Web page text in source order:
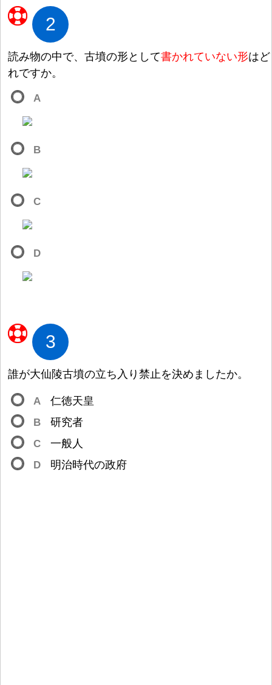
2
読み物の中で、 古墳の形として書かれていない形はど
れですか。
A
B
C
D
3
誰が大仙陵古墳の立ち 入 り 禁止を決めましたか。
A 仁徳天皇
B
研究者
C
一般人
D
明治時代の政府